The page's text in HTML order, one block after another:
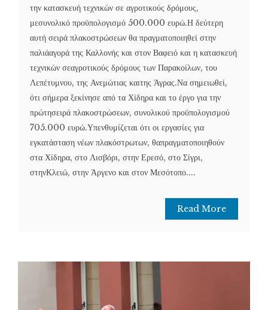
την κατασκευή τεχνικών σε αγροτικούς δρόμους,
μεσυνολικό προϋπολογισμό 500.000 ευρώ.Η δεύτερη
αυτή σειρά πλακοστρώσεων θα πραγματοποιηθεί στην
παλιάαγορά της Καλλονής και στον Βαφειό και η κατασκευή
τεχνικών σεαγροτικούς δρόμους των Παρακοίλων, του
Λεπέτυμνου, της Ανεμώτιας καιτης Άγρας.Να σημειωθεί,
ότι σήμερα ξεκίνησε από τα Χίδηρα και το έργο για την
πρώτησειρά πλακοστρώσεων, συνολικού προϋπολογισμού
705.000 ευρώ.Υπενθυμίζεται ότι οι εργασίες για
εγκατάσταση νέων πλακόστρωτων, θαπραγματοποιηθούν
στα Χίδηρα, στο Λισβόρι, στην Ερεσό, στο Σίγρι,
στηνΚλειώ, στην Άργενο και στον Μεσότοπο....
Read More